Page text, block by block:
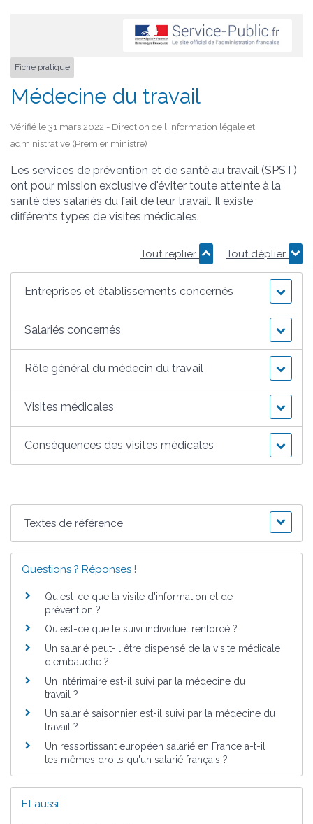
Fiche pratique
Médecine du travail
Vérifié le 31 mars 2022 - Direction de l'information légale et
administrative (Premier ministre)
Les services de prévention et de santé au travail (SPST)
ont pour mission exclusive d'éviter toute atteinte à la
santé des salariés du fait de leur travail. Il existe
différents types de visites médicales.
Tout replier Tout déplier
Entreprises et établissements concernés
Salariés concernés
Rôle général du médecin du travail
Visites médicales
Conséquences des visites médicales
Textes de référence
Questions ? Réponses !
Qu'est-ce que la visite d'information et de
prévention ?
Qu'est-ce que le suivi individuel renforcé ?
Un salarié peut-il être dispensé de la visite médicale
d'embauche ?
Un intérimaire est-il suivi par la médecine du
travail ?
Un salarié saisonnier est-il suivi par la médecine du
travail ?
Un ressortissant européen salarié en France a-t-il
les mêmes droits qu'un salarié français ?
Et aussi